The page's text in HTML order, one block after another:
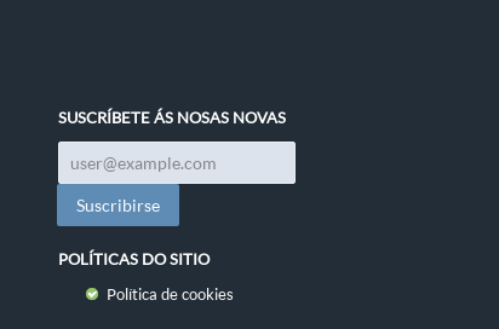
SUSCRÍBETE ÁS NOSAS NOVAS
POLÍTICAS DO SITIO
Política de cookies